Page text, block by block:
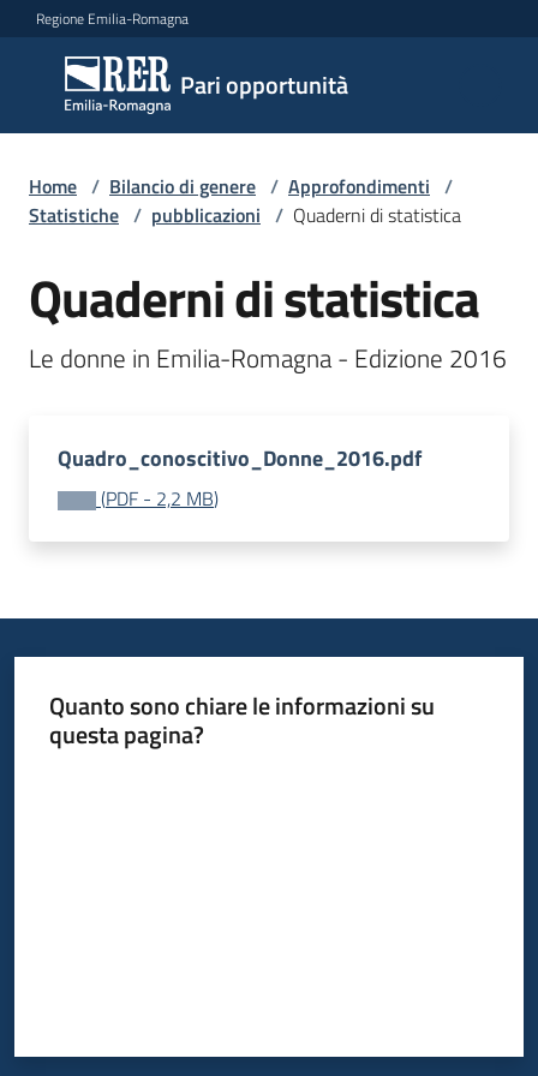
Vai al contenuto
Vai alla navigazione
Vai al footer
Regione Emilia-Romagna
Pari opportunità
Pari
opportunità
Argomenti
Novità
Leggi
Atti
Programmi
Progetti
Seguici
Home / Bilancio di genere / Approfondimenti /
Statistiche / pubblicazioni / Quaderni di statistica
Quaderni di statistica
Le donne in Emilia-Romagna - Edizione 2016
Quadro_conoscitivo_Donne_2016.pdf
(PDF - 2,2 MB)
Quanto sono chiare le informazioni su
questa pagina?